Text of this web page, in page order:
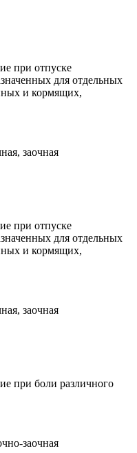
при отпуске
для отдельных
и кормящих,
заочная
при отпуске
для отдельных
и кормящих,
заочная
при боли различного
заочная